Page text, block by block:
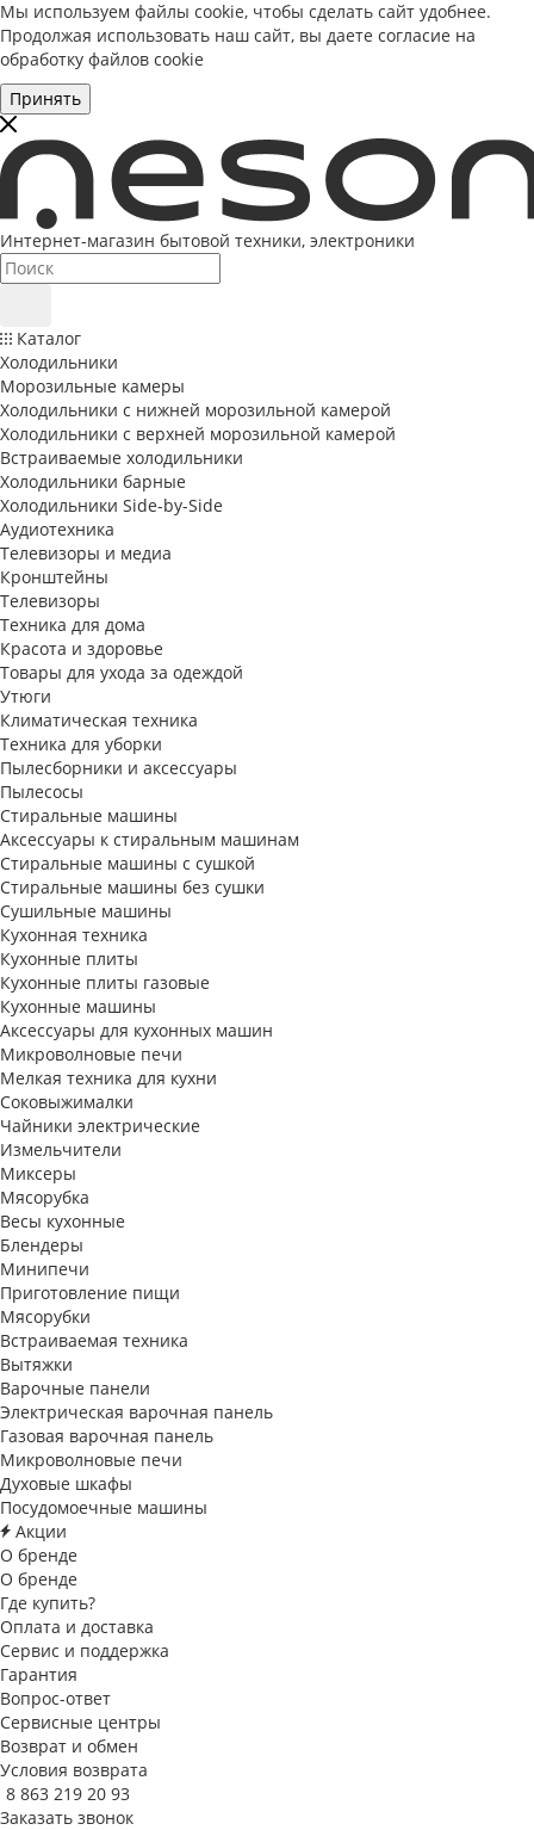
Мы используем файлы cookie, чтобы сделать сайт удобнее.
Продолжая использовать наш сайт, вы даете согласие на
обработку файлов cookie
Принять
Интернет-магазин бытовой техники, электроники
Каталог
Холодильники
Морозильные камеры
Холодильники с нижней морозильной камерой
Холодильники с верхней морозильной камерой
Встраиваемые холодильники
Холодильники барные
Холодильники Side-by-Side
Аудиотехника
Телевизоры и медиа
Кронштейны
Телевизоры
Техника для дома
Красота и здоровье
Товары для ухода за одеждой
Утюги
Климатическая техника
Техника для уборки
Пылесборники и аксессуары
Пылесосы
Стиральные машины
Аксессуары к стиральным машинам
Стиральные машины с сушкой
Стиральные машины без сушки
Сушильные машины
Кухонная техника
Кухонные плиты
Кухонные плиты газовые
Кухонные машины
Аксессуары для кухонных машин
Микроволновые печи
Мелкая техника для кухни
Соковыжималки
Чайники электрические
Измельчители
Миксеры
Мясорубка
Весы кухонные
Блендеры
Минипечи
Приготовление пищи
Мясорубки
Встраиваемая техника
Вытяжки
Варочные панели
Электрическая варочная панель
Газовая варочная панель
Микроволновые печи
Духовые шкафы
Посудомоечные машины
Акции
О бренде
О бренде
Где купить?
Оплата и доставка
Сервис и поддержка
Гарантия
Вопрос-ответ
Сервисные центры
Возврат и обмен
Условия возврата
8 863 219 20 93
Заказать звонок